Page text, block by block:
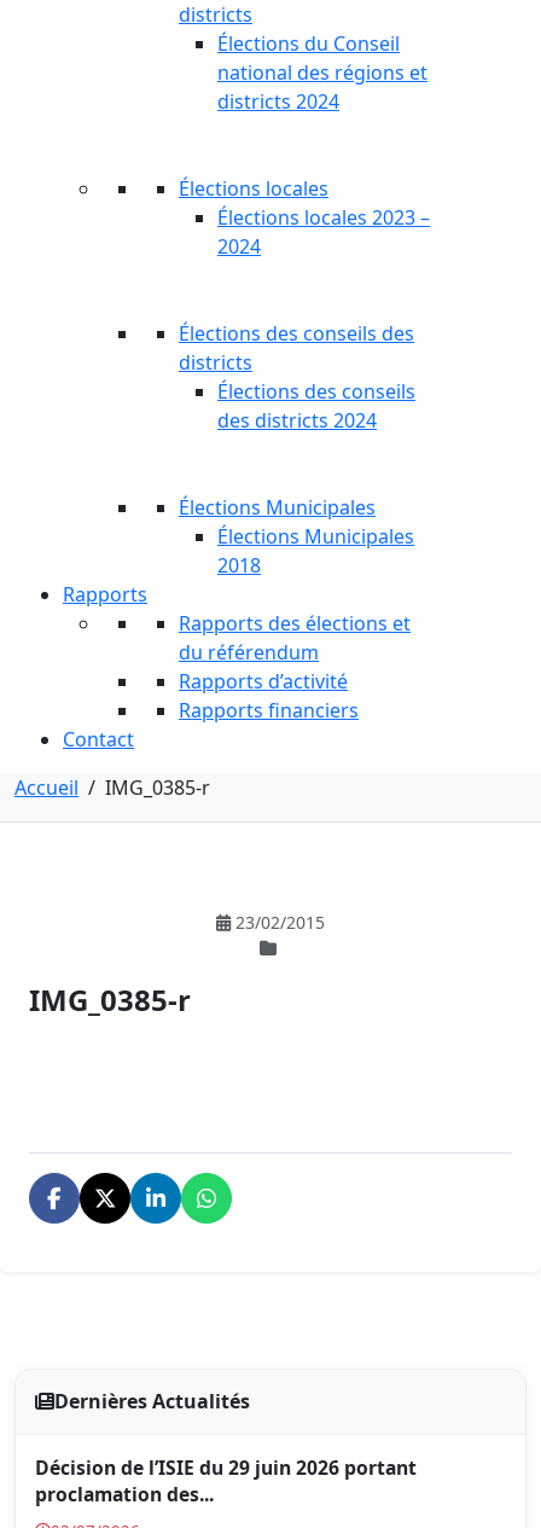
districts
Élections du Conseil
national des régions et
districts 2024
Élections locales
Élections locales 2023 –
2024
Élections des conseils des
districts
Élections des conseils
des districts 2024
Élections Municipales
Élections Municipales
2018
Rapports
Rapports des élections et
du référendum
Rapports d’activité
Rapports financiers
Contact
Accueil / IMG_0385-r
23/02/2015
IMG_0385-r
Dernières Actualités
Décision de l’ISIE du 29 juin 2026 portant
proclamation des...